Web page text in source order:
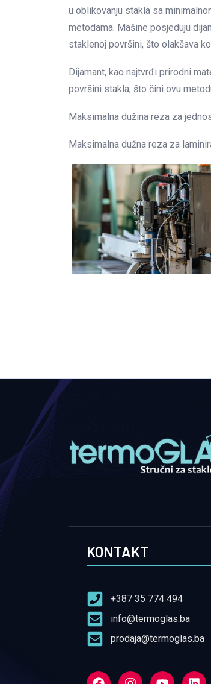
u oblikovanju stakla sa
metodama. Mašine posjeduju
staklenoj površini, što olakšava
Dijamant, kao najtvrđi prirodni
površini stakla, što čini ovu
Maksimalna dužina reza za
Maksimalna dužna reza za
KONTAKT
+387 35 774 494
info@termoglas.ba
prodaja@termoglas.ba